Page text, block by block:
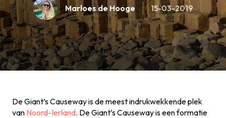
Marloes de Hooge 15-03-2019
De Giant’s Causeway is de meest indrukwekkende plek
van Noord-Ierland. De Giant’s Causeway is een formatie